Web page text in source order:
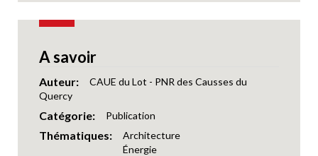
A savoir
Auteur
CAUE du Lot - PNR des Causses du
Quercy
Catégorie Publication
Thématiques
Architecture
Énergie